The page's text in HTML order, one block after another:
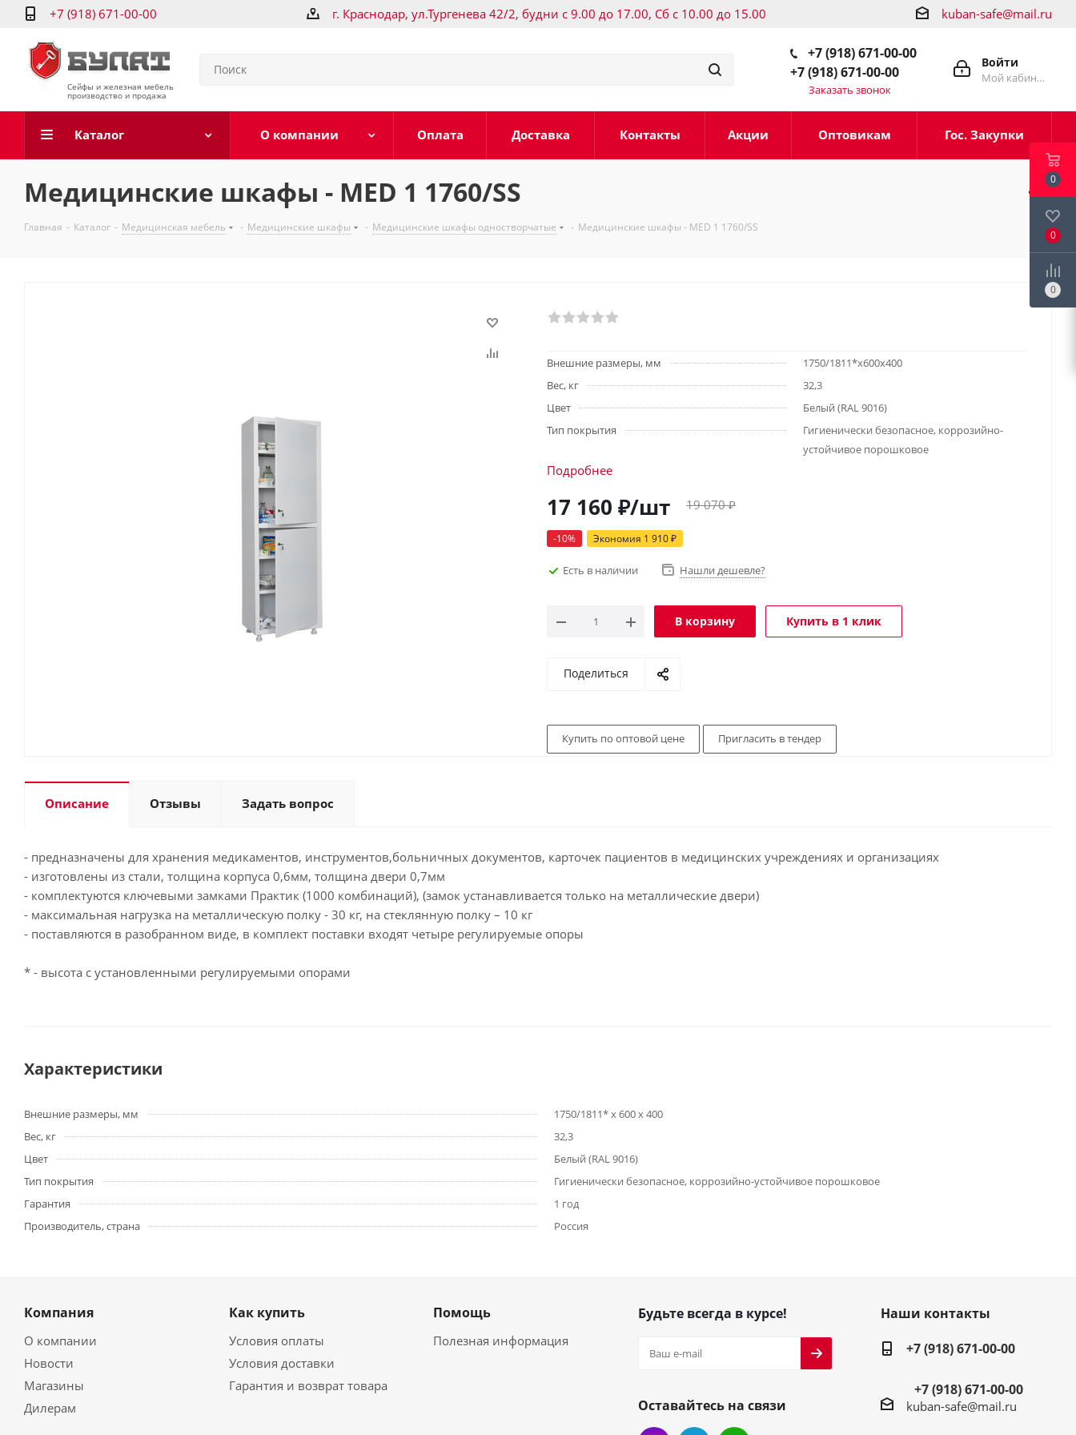
+7 (918) 671-00-00 г. Краснодар, ул.Тургенева 42/2, будни с 9.00 до 17.00, Сб с 10.00 до 15.00 kuban-safe@mail.ru
Сейфы и железная мебель
производство и продажа
Войти
Мой кабинет
+7 (918) 671-00-00
+7 (918) 671-00-00
Заказать звонок
Каталог О компании Оплата Доставка Контакты Акции Оптовикам Гос. Закупки
Медицинские шкафы - MED 1 1760/SS
Главная - Каталог - Медицинская мебель - Медицинские шкафы - Медицинские шкафы одностворчатые - Медицинские шкафы - MED 1 1760/SS
Внешние размеры, мм
1750/1811*х600х400
Вес, кг
32,3
Цвет
Белый (RAL 9016)
Тип покрытия
Гигиенически безопасное, коррозийно-
устойчивое порошковое
Подробнее
17 160 ₽/шт 19 070₽
-10% Экономия 1 910₽
Есть в наличии Нашли дешевле?
В корзину Купить в 1 клик
Поделиться
Купить по оптовой цене Пригласить в тендер
Описание Отзывы Задать вопрос
- предназначены для хранения медикаментов, инструментов,больничных документов, карточек пациентов в медицинских учреждениях и организациях
- изготовлены из стали, толщина корпуса 0,6мм, толщина двери 0,7мм
- комплектуются ключевыми замками Практик (1000 комбинаций), (замок устанавливается только на металлические двери)
- максимальная нагрузка на металлическую полку - 30 кг, на стеклянную полку – 10 кг
- поставляются в разобранном виде, в комплект поставки входят четыре регулируемые опоры
* - высота с установленными регулируемыми опорами
Характеристики
Внешние размеры, мм
1750/1811* х 600 х 400
Вес, кг
32,3
Цвет
Белый (RAL 9016)
Тип покрытия
Гигиенически безопасное, коррозийно-устойчивое порошковое
Гарантия
1 год
Производитель, страна
Россия
Компания
О компании
Новости
Магазины
Дилерам
Как купить
Условия оплаты
Условия доставки
Гарантия и возврат товара
Помощь
Полезная информация
Будьте всегда в курсе!
Оставайтесь на связи
Наши контакты
+7 (918) 671-00-00
+7 (918) 671-00-00
kuban-safe@mail.ru
0
0
0